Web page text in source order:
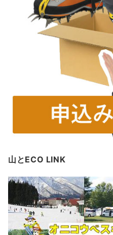
山とECO LINK